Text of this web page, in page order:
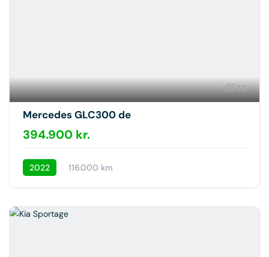
13
Mercedes GLC300 de
394.900 kr.
2022 116.000 km